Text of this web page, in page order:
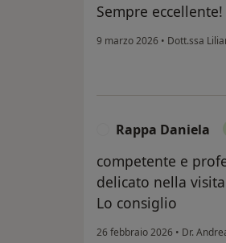
Sempre
9 marzo 2026 • Dott.ssa
Rappa Daniela
competente e
delicato nella
Lo consiglio
26 febbraio 2026 • Dr.